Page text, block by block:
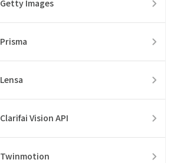
Getty Images
Prisma
Lensa
Clarifai Vision API
Twinmotion